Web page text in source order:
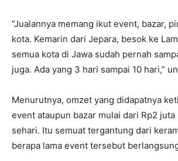
“Jualannya memang ikut event, bazar,
kota. Kemarin dari Jepara, besok ke
semua kota di Jawa sudah pernah
juga. Ada yang 3 hari sampai 10 hari,”
Menurutnya, omzet yang didapatnya
event ataupun bazar mulai dari Rp2
sehari. Itu semuat tergantung dari
berapa lama event tersebut